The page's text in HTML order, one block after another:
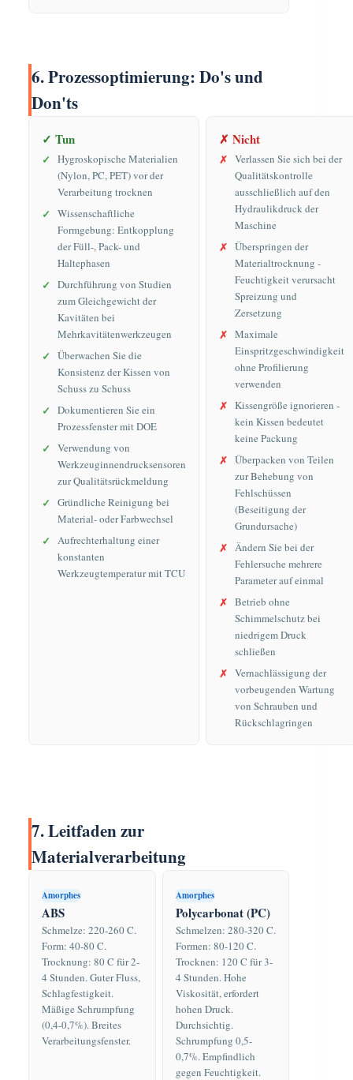
6. Prozessoptimierung: Do's und
Don'ts
✓ Tun
Hygroskopische Materialien
(Nylon, PC, PET) vor der
Verarbeitung trocknen
Wissenschaftliche
Formgebung: Entkopplung
der Füll-, Pack- und
Haltephasen
Durchführung von Studien
zum Gleichgewicht der
Kavitäten bei
Mehrkavitätenwerkzeugen
Überwachen Sie die
Konsistenz der Kissen von
Schuss zu Schuss
Dokumentieren Sie ein
Prozessfenster mit DOE
Verwendung von
Werkzeuginnendrucksensoren
zur Qualitätsrückmeldung
Gründliche Reinigung bei
Material- oder Farbwechsel
Aufrechterhaltung einer
konstanten
Werkzeugtemperatur mit TCU
✗ Nicht
Verlassen Sie sich bei der
Qualitätskontrolle
ausschließlich auf den
Hydraulikdruck der
Maschine
Überspringen der
Materialtrocknung -
Feuchtigkeit verursacht
Spreizung und
Zersetzung
Maximale
Einspritzgeschwindigkeit
ohne Profilierung
verwenden
Kissengröße ignorieren -
kein Kissen bedeutet
keine Packung
Überpacken von Teilen
zur Behebung von
Fehlschüssen
(Beseitigung der
Grundursache)
Ändern Sie bei der
Fehlersuche mehrere
Parameter auf einmal
Betrieb ohne
Schimmelschutz bei
niedrigem Druck
schließen
Vernachlässigung der
vorbeugenden Wartung
von Schrauben und
Rückschlagringen
7. Leitfaden zur
Materialverarbeitung
Amorphes
ABS
Schmelze: 220-260 C.
Form: 40-80 C.
Trocknung: 80 C für 2-
4 Stunden. Guter Fluss,
Schlagfestigkeit.
Mäßige Schrumpfung
(0,4-0,7%). Breites
Verarbeitungsfenster.
Amorphes
Polycarbonat (PC)
Schmelzen: 280-320 C.
Formen: 80-120 C.
Trocknen: 120 C für 3-
4 Stunden. Hohe
Viskosität, erfordert
hohen Druck.
Durchsichtig.
Schrumpfung 0,5-
0,7%. Empfindlich
gegen Feuchtigkeit.